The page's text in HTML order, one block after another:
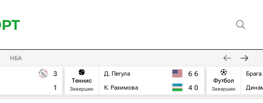
НБА
3
1
Теннис
Завершен
Д. Пегула
К. Рахимова
6 6
4 0
Футбол
Завершен
Брага